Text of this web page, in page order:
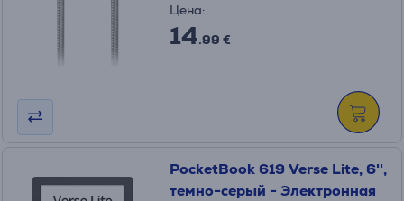
Цена:
14.99 €
PocketBook 619 Verse Lite, 6'',
темно-серый - Электронная